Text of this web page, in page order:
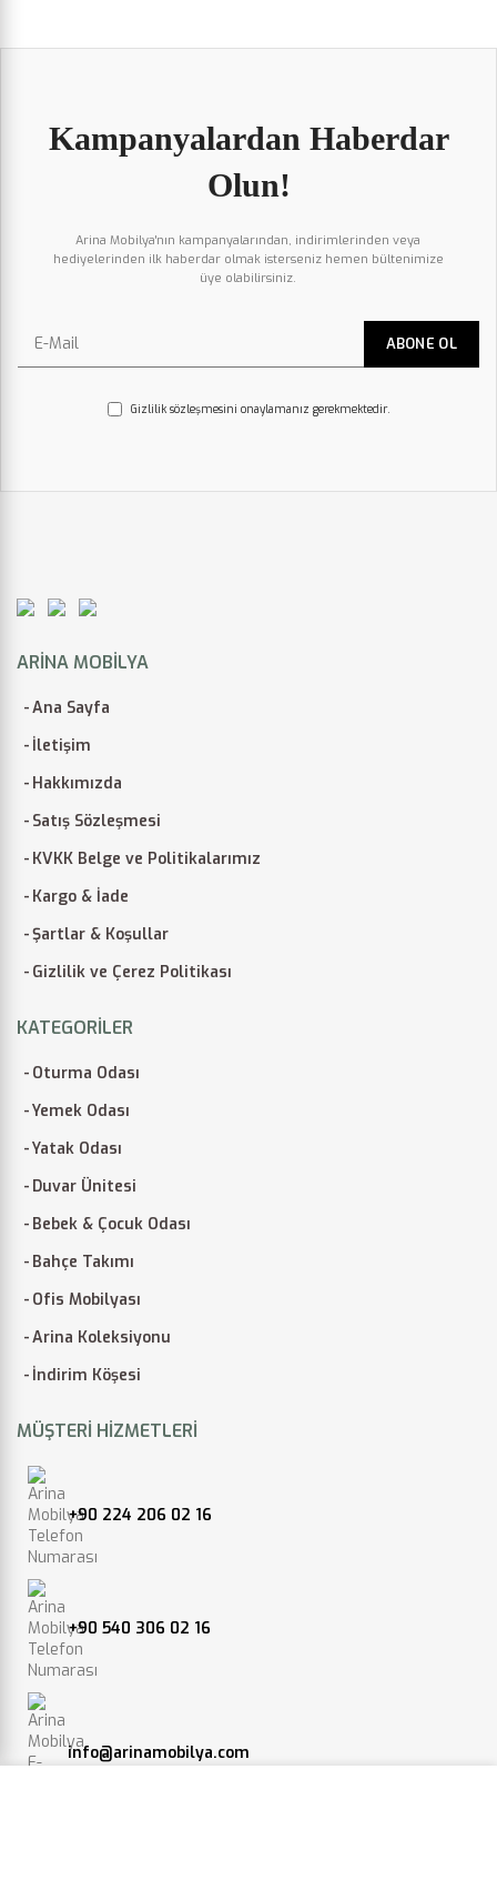
Kampanyalardan Haberdar
Olun!
Arina Mobilya'nın kampanyalarından, indirimlerinden veya
hediyelerinden ilk haberdar olmak isterseniz hemen bültenimize
üye olabilirsiniz.
Gizlilik sözleşmesini onaylamanız gerekmektedir.
ARINA MOBILYA
Ana Sayfa
İletişim
Hakkımızda
Satış Sözleşmesi
KVKK Belge ve Politikalarımız
Kargo & İade
Şartlar & Koşullar
Gizlilik ve Çerez Politikası
KATEGORILER
Oturma Odası
Yemek Odası
Yatak Odası
Duvar Ünitesi
Bebek & Çocuk Odası
Bahçe Takımı
Ofis Mobilyası
Arina Koleksiyonu
İndirim Köşesi
MÜŞTERI HIZMETLERI
+90 224 206 02 16
+90 540 306 02 16
info@arinamobilya.com